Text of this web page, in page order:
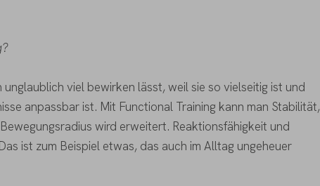
unglaublich viel bewirken lässt, weil sie so vielseitig ist und
anpassbar ist. Mit Functional Training kann man Stabilität,
wird erweitert. Reaktionsfähigkeit und
ist zum Beispiel etwas, das auch im Alltag ungeheuer